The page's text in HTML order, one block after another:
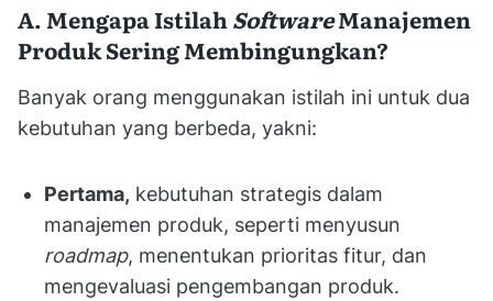
A. Mengapa IstilahSoftwareManajemen
Produk Sering Membingungkan?
Banyak orang menggunakan istilah ini untuk dua
kebutuhan yang berbeda, yakni:
Pertama, kebutuhan strategis dalam
manajemen produk, seperti menyusun
roadmap, menentukan prioritas fitur, dan
mengevaluasi pengembangan produk.